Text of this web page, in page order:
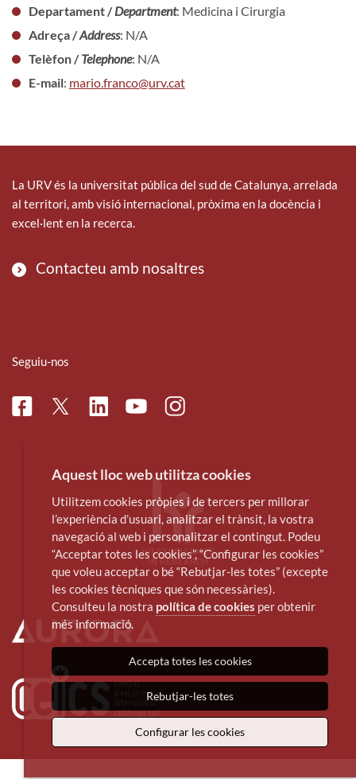
Departament /Department: Medicina i Cirurgia
Adreça /Address: N/A
Telèfon /Telephone: N/A
E-mail: mario.franco@urv.cat
La URV és la universitat pública del sud de Catalunya, arrelada
al territori, amb visió internacional, pròxima en la docència i
excel·lent en la recerca.
Contacteu amb nosaltres
Seguiu-nos
FacebookTwitterLinkedinYoutubeInstagram
Aquest lloc web utilitza cookies
Utilitzem cookies pròpies i de tercers per millorar
l’experiència d’usuari, analitzar el trànsit, la vostra
navegació al web i personalitzar el contingut. Podeu
“Acceptar totes les cookies”, “Configurar les cookies”
que voleu acceptar o bé “Rebutjar-les totes” (excepte
les cookies tècniques que són necessàries).
Consulteu la nostra política de cookies per obtenir
més informació.
Accepta totes les cookies
Rebutjar-les totes
Configurar les cookies